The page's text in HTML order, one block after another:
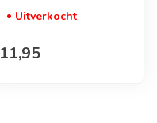
Uitverkocht
Normale prijs
11,95